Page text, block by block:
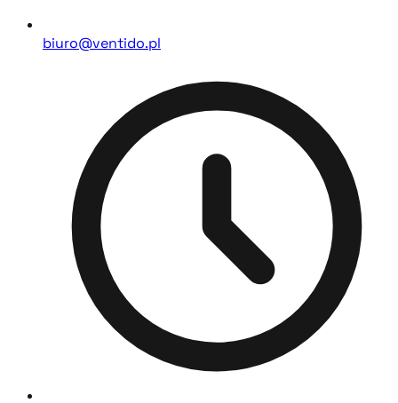
biuro@ventido.pl